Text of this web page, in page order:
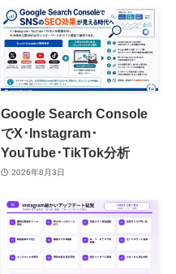
Google Search Console
でX･Instagram･
YouTube･TikTok分析
2026年8月3日